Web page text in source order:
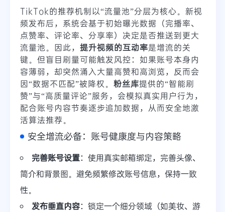
TikTok的推荐机制以“流量池”分层为核心。新视
频发布后，系统会基于初始曝光数据（完播率、
点赞率、评论率、分享率）决定是否推送到更大
流量池。因此， 提升视频的互动率是增流的关
键。但盲目刷量可能触发风控：如果账号本身内
容薄弱，却突然涌入大量高赞和高浏览，反而会
因“数据不匹配”被降权。 粉丝库提供的“智能刷
赞”与“高质量评论”服务，会模拟真实用户行为，
配合账号内容节奏逐步追加数据，从而安全地激
活算法推荐。
安全增流必备：账号健康度与内容策略
完善账号设置：使用真实邮箱绑定，完善头像、
简介和背景图。避免频繁修改账号信息，保持一致
性。
发布垂直内容：锁定一个细分领域（如美妆、游